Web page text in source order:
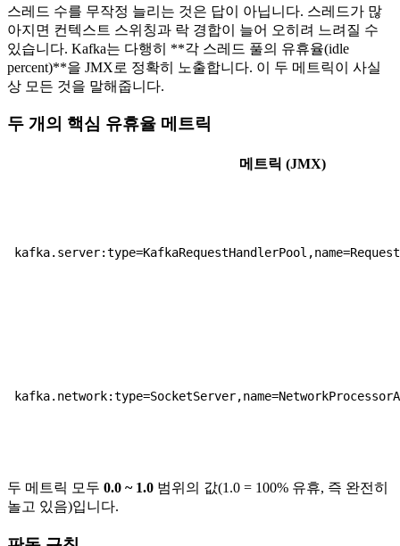
스레드 수를 무작정 늘리는 것은 답이 아닙니다. 스레드가 많
아지면 컨텍스트 스위칭과 락 경합이 늘어 오히려 느려질 수
있습니다. Kafka는 다행히 **각 스레드 풀의 유휴율(idle
percent)**을 JMX로 정확히 노출합니다. 이 두 메트릭이 사실
상 모든 것을 말해줍니다.
두 개의 핵심 유휴율 메트릭
메트릭 (JMX)
두 메트릭 모두 0.0 ~ 1.0 범위의 값(1.0 = 100% 유휴, 즉 완전히
놀고 있음)입니다.